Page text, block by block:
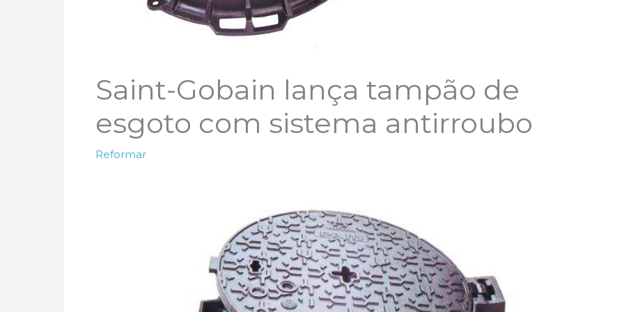
Saint-Gobain lança tampão de
esgoto com sistema antirroubo
Reformar